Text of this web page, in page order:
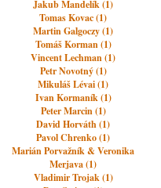
Jakub Mandelík (1)
Tomas Kovac (1)
Martin Galgoczy (1)
Tomáš Korman (1)
Vincent Lechman (1)
Petr Novotný (1)
Mikuláš Lévai (1)
Ivan Kormaník (1)
Peter Marcin (1)
David Horváth (1)
Pavol Chrenko (1)
Marián Porvažník & Veronika
Merjava (1)
Vladimir Trojak (1)